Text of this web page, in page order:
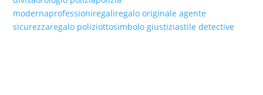
modernaprofessioniregaliregalo originale agente
sicurezzaregalo poliziottosimbolo giustiziastile detective